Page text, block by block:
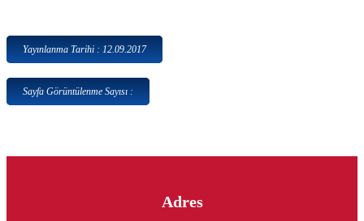
Yayınlanma Tarihi : 12.09.2017
Sayfa Görüntülenme Sayısı :
Adres